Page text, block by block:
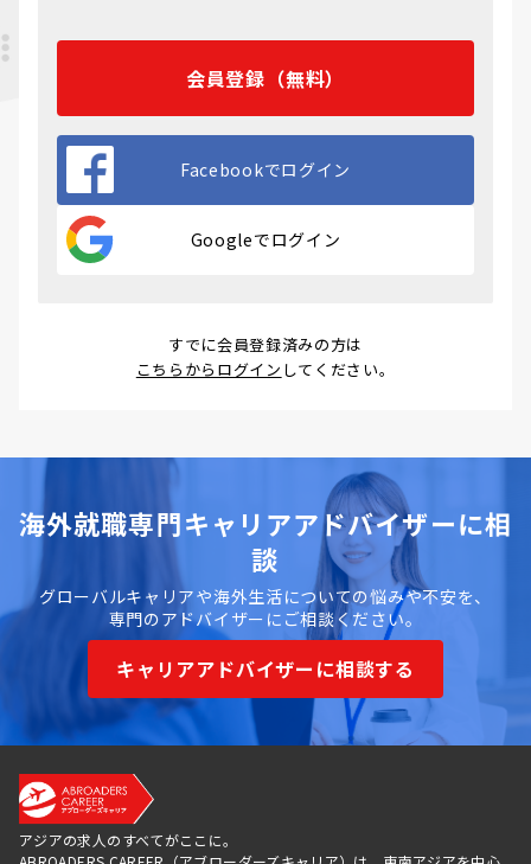
会員登録（無料）
Facebookでログイン
Googleでログイン
すでに会員登録済みの方は
こちらからログイン してください。
海外就職専門キャリアアドバイザーに相
談
グローバルキャリアや海外生活についての悩みや不安を、
専門のアドバイザーにご相談ください。
キャリアアドバイザーに相談する
アジアの求人のすべてがここに。